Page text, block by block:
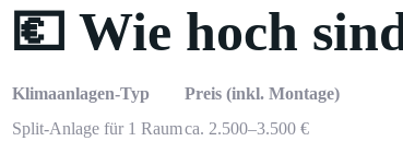
💶 Wie hoch
Klimaanlagen-Typ
Preis (inkl. Montage)
Split-Anlage für 1 Raumca. 2.500–3.500 €